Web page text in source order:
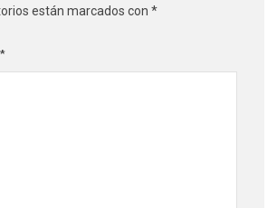
están marcados con *
*